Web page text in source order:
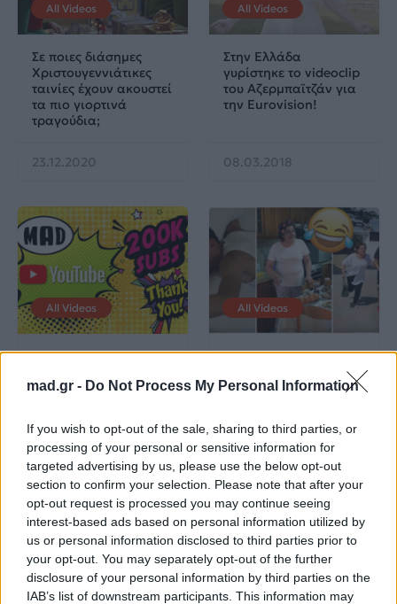
mad.gr - Do Not Process My Personal Information
If you wish to opt-out of the sale, sharing to third parties, or
processing of your personal or sensitive information for
targeted advertising by us, please use the below opt-out
section to confirm your selection. Please note that after your
opt-out request is processed you may continue seeing
interest-based ads based on personal information utilized by
us or personal information disclosed to third parties prior to
your opt-out. You may separately opt-out of the further
disclosure of your personal information by third parties on the
IAB’s list of downstream participants. This information may
All Videos
Σε ποιες διάσημες
Χριστουγεννιάτικες
ταινίες έχουν ακουστεί
τα πιο γιορτινά
τραγούδια;
23.12.2020
All Videos
Στην Ελλάδα
γυρίστηκε το videoclip
του Αζερμπαϊτζάν για
την Eurovision!
08.03.2018
All Videos
Το Mad TV στο Top3
στο YouTube
22.02.2018
All Videos
Το διαφημιστικό σποτ
του Ημιμαραθωνίου
Κρήτης με την
20.07.2017